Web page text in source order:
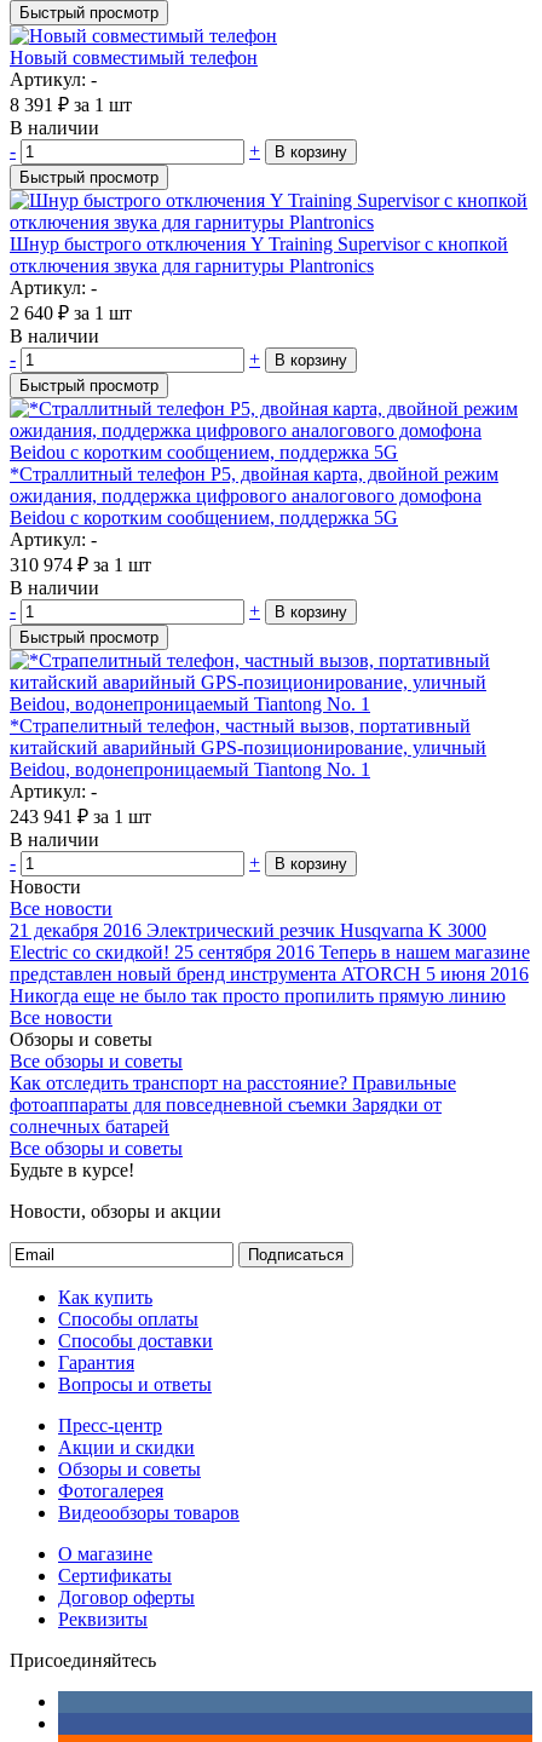
Быстрый просмотр
Новый совместимый телефон
Артикул: -
8 391 ₽ за 1 шт
В наличии
-
+
В корзину
Быстрый просмотр
Шнур быстрого отключения Y Training Supervisor с кнопкой
отключения звука для гарнитуры Plantronics
Артикул: -
2 640 ₽ за 1 шт
В наличии
-
+
В корзину
Быстрый просмотр
*Страллитный телефон P5, двойная карта, двойной режим
ожидания, поддержка цифрового аналогового домофона
Beidou с коротким сообщением, поддержка 5G
Артикул: -
310 974 ₽ за 1 шт
В наличии
-
+
В корзину
Быстрый просмотр
*Страпелитный телефон, частный вызов, портативный
китайский аварийный GPS-позиционирование, уличный
Beidou, водонепроницаемый Tiantong No. 1
Артикул: -
243 941 ₽ за 1 шт
В наличии
-
+ В корзину
Новости
Все новости
21 декабря 2016 Электрический резчик Husqvarna K 3000
Electric со скидкой! 25 сентября 2016 Теперь в нашем магазине
представлен новый бренд инструмента ATORCH 5 июня 2016
Никогда еще не было так просто пропилить прямую линию
Все новости
Обзоры и советы
Все обзоры и советы
Как отследить транспорт на расстояние? Правильные
фотоаппараты для повседневной съемки Зарядки от
солнечных батарей
Все обзоры и советы
Будьте в курсе!
Новости, обзоры и акции
Подписаться
Как купить
Способы оплаты
Способы доставки
Гарантия
Вопросы и ответы
Пресс-центр
Акции и скидки
Обзоры и советы
Фотогалерея
Видеообзоры товаров
О магазине
Сертификаты
Договор оферты
Реквизиты
Присоединяйтесь